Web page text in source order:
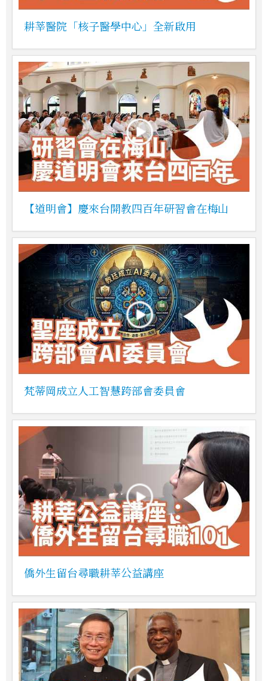
耕莘醫院「核子醫學中心」全新啟用
【道明會】慶來台開教四百年研習會在梅山
梵蒂岡成立人工智慧跨部會委員會
僑外生留台尋職耕莘公益講座